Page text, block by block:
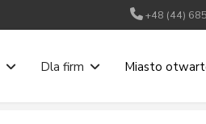
+48 (44)
Dla firm Miasto